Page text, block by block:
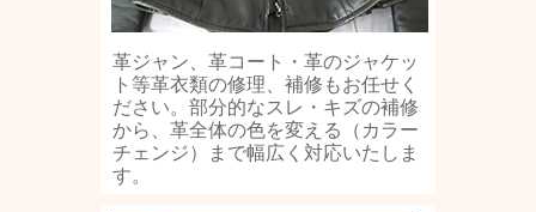
革ジャン、革コート・革のジャケッ
ト等革衣類の修理、補修もお任せく
ださい。部分的なスレ・キズの補修
から、革全体の色を変える（カラー
チェンジ）まで幅広く対応いたしま
す。